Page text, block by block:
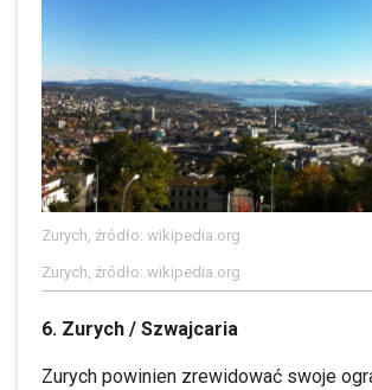
Zurych, źródło: wikipedia.org
Zurych, źródło: wikipedia.org
6. Zurych / Szwajcaria
Zurych powinien zrewidować swoje